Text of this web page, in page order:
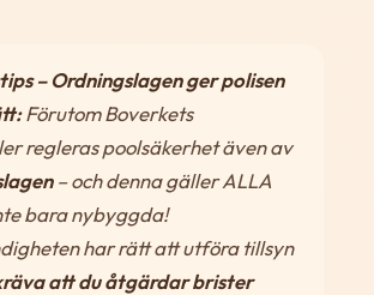
– Ordningslagen ger polisen
Förutom Boverkets
regleras poolsäkerhet även av
– och denna gäller ALLA
bara nybyggda!
har rätt att utföra tillsyn
att du åtgärdar brister